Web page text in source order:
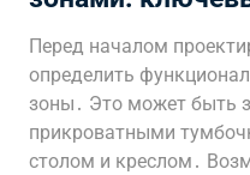
Перед началом
определить
зоны․ Это может быть
прикроватными
столом и креслом․